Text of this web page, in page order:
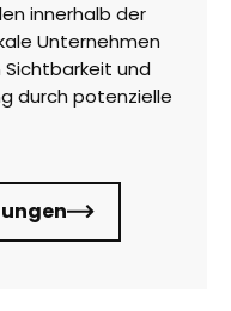
innerhalb der
Unternehmen
und
durch potenzielle